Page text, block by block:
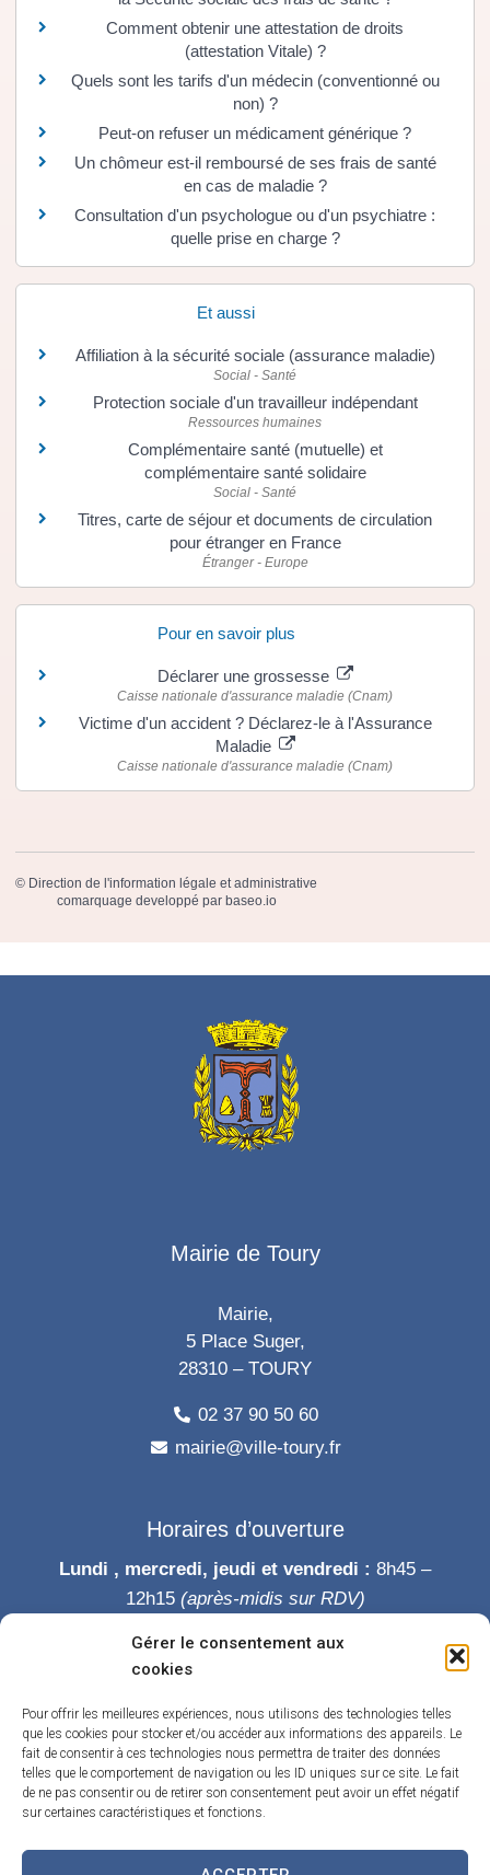
Gérer le consentement aux
cookies
Pour offrir les meilleures expériences, nous utilisons des technologies telles
que les cookies pour stocker et/ou accéder aux informations des appareils. Le
fait de consentir à ces technologies nous permettra de traiter des données
telles que le comportement de navigation ou les ID uniques sur ce site. Le fait
de ne pas consentir ou de retirer son consentement peut avoir un effet négatif
sur certaines caractéristiques et fonctions.
Comment obtenir une attestation de droits
(attestation Vitale) ?
Quels sont les tarifs d'un médecin (conventionné ou
non) ?
Peut-on refuser un médicament générique ?
Un chômeur est-il remboursé de ses frais de santé
en cas de maladie ?
Consultation d'un psychologue ou d'un psychiatre :
quelle prise en charge ?
Et aussi
Affiliation à la sécurité sociale (assurance maladie)
Social - Santé
Protection sociale d'un travailleur indépendant
Ressources humaines
Complémentaire santé (mutuelle) et
complémentaire santé solidaire
Social - Santé
Titres, carte de séjour et documents de circulation
pour étranger en France
Étranger - Europe
Pour en savoir plus
Déclarer une grossesse
Caisse nationale d'assurance maladie (Cnam)
Victime d'un accident ? Déclarez-le à l'Assurance
Maladie
Caisse nationale d'assurance maladie (Cnam)
© Direction de l'information légale et administrative
comarquage developpé par baseo.io
Mairie de Toury
Mairie,
5 Place Suger,
28310 – TOURY
02 37 90 50 60
mairie@ville-toury.fr
Horaires d’ouverture
Lundi , mercredi, jeudi et vendredi : 8h45 –
12h15 (après-midis sur RDV)